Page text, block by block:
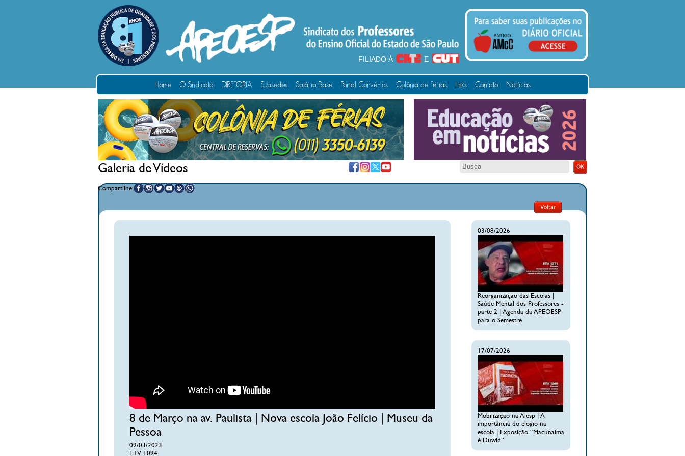
FILIADO À E
Home O Sindicato DIRETORIA Subsedes Salário Base Portal Convênios Colônia de Férias Links Contato Notícias
Galeria de Vídeos
Compartilhe:
8 de Março na av. Paulista | Nova escola João Felício | Museu da
Pessoa
09/03/2023
ETV 1094
03/08/2026
Reorganização das Escolas |
Saúde Mental dos Professores -
parte 2 | Agenda da APEOESP
para o Semestre
17/07/2026
Mobilização na Alesp | A
importância do elogio na
escola | Exposição “Macunaíma
é Duwid”